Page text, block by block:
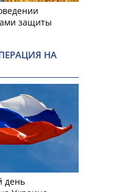
защиты
НА
день